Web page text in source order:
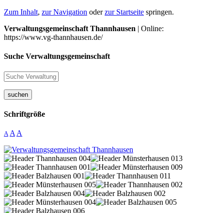
Zum Inhalt, zur Navigation oderzur Startseite springen.
Verwaltungsgemeinschaft Thannhausen | Online:
https://www.vg-thannhausen.de/
Suche Verwaltungsgemeinschaft
suchen
Schriftgröße
A A A